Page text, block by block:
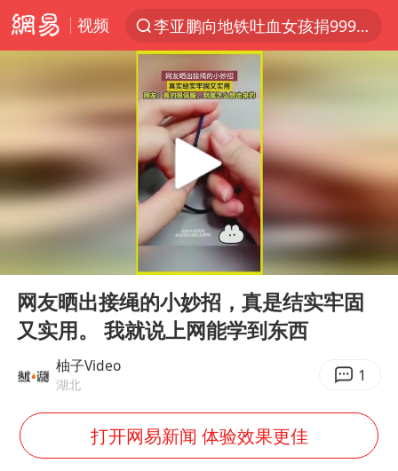
视频
李亚鹏向地铁吐血女孩捐99999元
服务提质，内需扩容有保障
官方通报传销头目出狱办书院
米兰1-1国米
台风白海豚或在华东沿海登陆
因凡蒂诺首次公开道歉
41岁女子为鼓励女儿考上985研究生
《Monica》填词人黎彼得去世
人贩子“梅姨”真实姓名曝光
Play
网友晒出接绳的小妙招，真是结实牢固
又实用。 我就说上网能学到东西
柚子Video
湖北 1
打开网易新闻 体验效果更佳